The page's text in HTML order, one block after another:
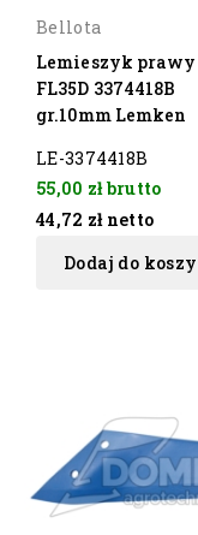
Bellota
Lemieszyk prawy
FL35D 3374418B
gr.10mm Lemken
LE-3374418B
55,00 złbrutto
44,72 zł netto
Dodaj do